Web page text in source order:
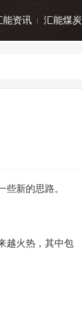
能资讯 汇能煤炭
新的思路。
越火热，其中包